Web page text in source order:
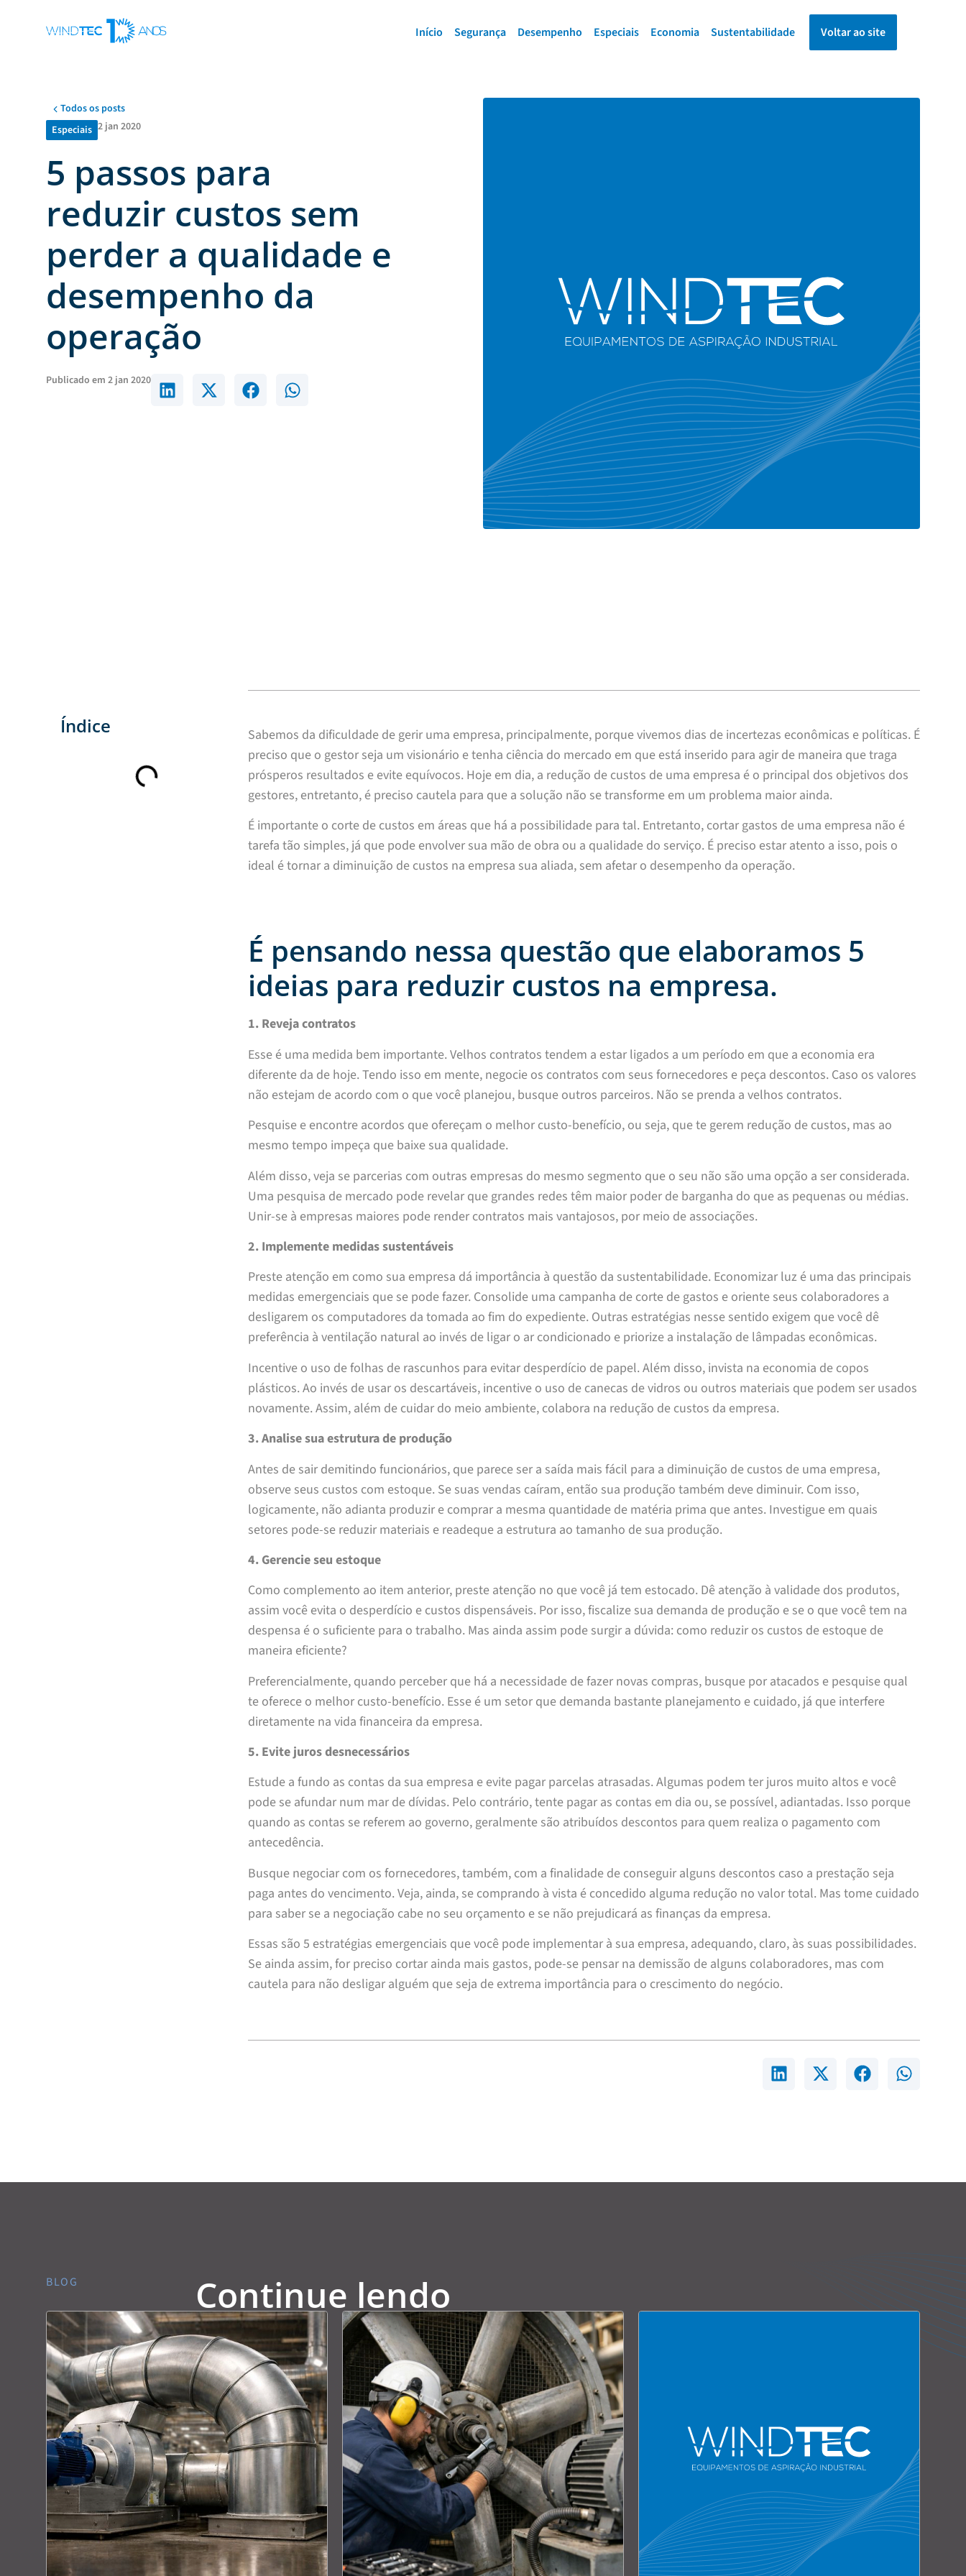
Início Segurança Desempenho Especiais Economia Sustentabilidade Voltar ao site
Todos os posts
Especiais 2 jan 2020
5 passos para
reduzir custos sem
perder a qualidade e
desempenho da
operação
Publicado em 2 jan 2020
Índice
Sabemos da dificuldade de gerir uma empresa, principalmente, porque vivemos dias de incertezas econômicas e políticas. É
preciso que o gestor seja um visionário e tenha ciência do mercado em que está inserido para agir de maneira que traga
prósperos resultados e evite equívocos. Hoje em dia, a redução de custos de uma empresa é o principal dos objetivos dos
gestores, entretanto, é preciso cautela para que a solução não se transforme em um problema maior ainda.
É importante o corte de custos em áreas que há a possibilidade para tal. Entretanto, cortar gastos de uma empresa não é
tarefa tão simples, já que pode envolver sua mão de obra ou a qualidade do serviço. É preciso estar atento a isso, pois o
ideal é tornar a diminuição de custos na empresa sua aliada, sem afetar o desempenho da operação.
É pensando nessa questão que elaboramos 5
ideias para reduzir custos na empresa.
1. Reveja contratos
Esse é uma medida bem importante. Velhos contratos tendem a estar ligados a um período em que a economia era
diferente da de hoje. Tendo isso em mente, negocie os contratos com seus fornecedores e peça descontos. Caso os valores
não estejam de acordo com o que você planejou, busque outros parceiros. Não se prenda a velhos contratos.
Pesquise e encontre acordos que ofereçam o melhor custo-benefício, ou seja, que te gerem redução de custos, mas ao
mesmo tempo impeça que baixe sua qualidade.
Além disso, veja se parcerias com outras empresas do mesmo segmento que o seu não são uma opção a ser considerada.
Uma pesquisa de mercado pode revelar que grandes redes têm maior poder de barganha do que as pequenas ou médias.
Unir-se à empresas maiores pode render contratos mais vantajosos, por meio de associações.
2. Implemente medidas sustentáveis
Preste atenção em como sua empresa dá importância à questão da sustentabilidade. Economizar luz é uma das principais
medidas emergenciais que se pode fazer. Consolide uma campanha de corte de gastos e oriente seus colaboradores a
desligarem os computadores da tomada ao fim do expediente. Outras estratégias nesse sentido exigem que você dê
preferência à ventilação natural ao invés de ligar o ar condicionado e priorize a instalação de lâmpadas econômicas.
Incentive o uso de folhas de rascunhos para evitar desperdício de papel. Além disso, invista na economia de copos
plásticos. Ao invés de usar os descartáveis, incentive o uso de canecas de vidros ou outros materiais que podem ser usados
novamente. Assim, além de cuidar do meio ambiente, colabora na redução de custos da empresa.
3. Analise sua estrutura de produção
Antes de sair demitindo funcionários, que parece ser a saída mais fácil para a diminuição de custos de uma empresa,
observe seus custos com estoque. Se suas vendas caíram, então sua produção também deve diminuir. Com isso,
logicamente, não adianta produzir e comprar a mesma quantidade de matéria prima que antes. Investigue em quais
setores pode-se reduzir materiais e readeque a estrutura ao tamanho de sua produção.
4. Gerencie seu estoque
Como complemento ao item anterior, preste atenção no que você já tem estocado. Dê atenção à validade dos produtos,
assim você evita o desperdício e custos dispensáveis. Por isso, fiscalize sua demanda de produção e se o que você tem na
despensa é o suficiente para o trabalho. Mas ainda assim pode surgir a dúvida: como reduzir os custos de estoque de
maneira eficiente?
Preferencialmente, quando perceber que há a necessidade de fazer novas compras, busque por atacados e pesquise qual
te oferece o melhor custo-benefício. Esse é um setor que demanda bastante planejamento e cuidado, já que interfere
diretamente na vida financeira da empresa.
5. Evite juros desnecessários
Estude a fundo as contas da sua empresa e evite pagar parcelas atrasadas. Algumas podem ter juros muito altos e você
pode se afundar num mar de dívidas. Pelo contrário, tente pagar as contas em dia ou, se possível, adiantadas. Isso porque
quando as contas se referem ao governo, geralmente são atribuídos descontos para quem realiza o pagamento com
antecedência.
Busque negociar com os fornecedores, também, com a finalidade de conseguir alguns descontos caso a prestação seja
paga antes do vencimento. Veja, ainda, se comprando à vista é concedido alguma redução no valor total. Mas tome cuidado
para saber se a negociação cabe no seu orçamento e se não prejudicará as finanças da empresa.
Essas são 5 estratégias emergenciais que você pode implementar à sua empresa, adequando, claro, às suas possibilidades.
Se ainda assim, for preciso cortar ainda mais gastos, pode-se pensar na demissão de alguns colaboradores, mas com
cautela para não desligar alguém que seja de extrema importância para o crescimento do negócio.
BLOG Continue lendo